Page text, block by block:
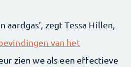
zegt Tessa Hillen,
van het
zien we als een effectieve